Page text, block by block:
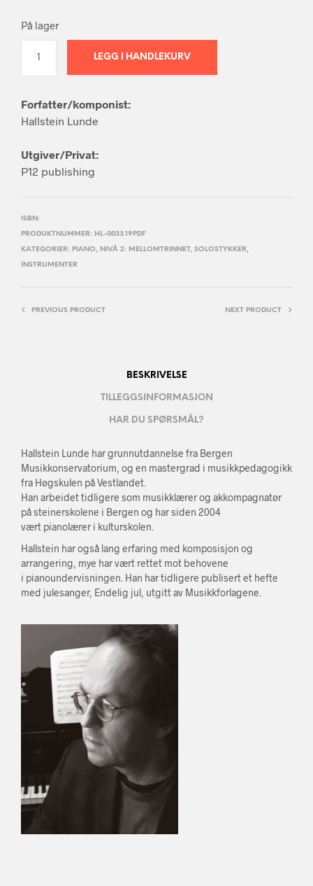
På lager
LEGG I HANDLEKURV
Forfatter/komponist:
Hallstein Lunde
Utgiver/Privat:
P12 publishing
ISBN:
PRODUKTNUMMER: HL-0033.19PDF
KATEGORIER: PIANO, NIVÅ 2: MELLOMTRINNET, SOLOSTYKKER,
INSTRUMENTER
PREVIOUS PRODUCT NEXT PRODUCT
BESKRIVELSE
TILLEGGSINFORMASJON
HAR DU SPØRSMÅL?
Hallstein Lunde har grunnutdannelse fra Bergen
Musikkonservatorium, og en mastergrad i musikkpedagogikk
fra Høgskulen på Vestlandet.
Han arbeidet tidligere som musikklærer og akkompagnatør
på steinerskolene i Bergen og har siden 2004
vært pianolærer i kulturskolen.
Hallstein har også lang erfaring med komposisjon og
arrangering, mye har vært rettet mot behovene
i pianoundervisningen. Han har tidligere publisert et hefte
med julesanger, Endelig jul, utgitt av Musikkforlagene.